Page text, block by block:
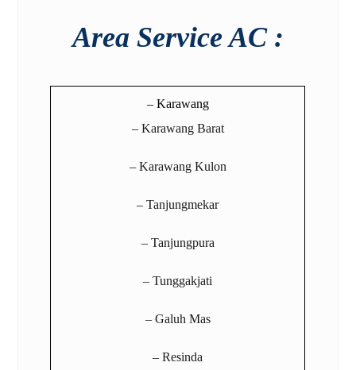
Area Service AC :
– Karawang
– Karawang Barat
– Karawang Kulon
– Tanjungmekar
– Tanjungpura
– Tunggakjati
– Galuh Mas
– Resinda